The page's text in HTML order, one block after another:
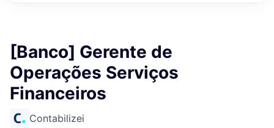
[Banco] Gerente de
Operações Serviços
Financeiros
Contabilizei